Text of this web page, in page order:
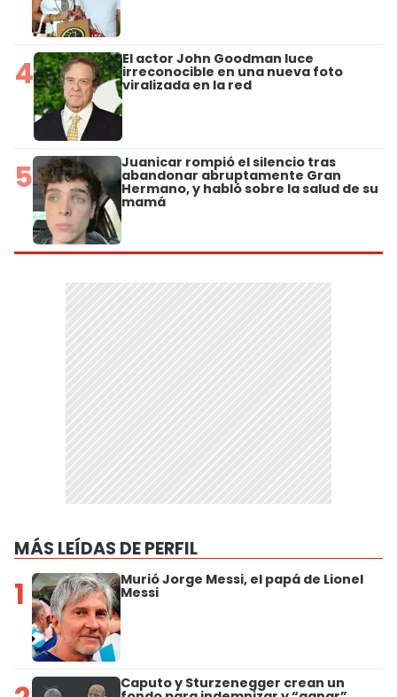
4 El actor John Goodman luce
irreconocible en una nueva foto
viralizada en la red
5 Juanicar rompió el silencio tras
abandonar abruptamente Gran
Hermano, y habló sobre la salud de su
mamá
MÁS LEÍDAS DE PERFIL
1 Murió Jorge Messi, el papá de Lionel
Messi
Caputo y Sturzenegger crean un